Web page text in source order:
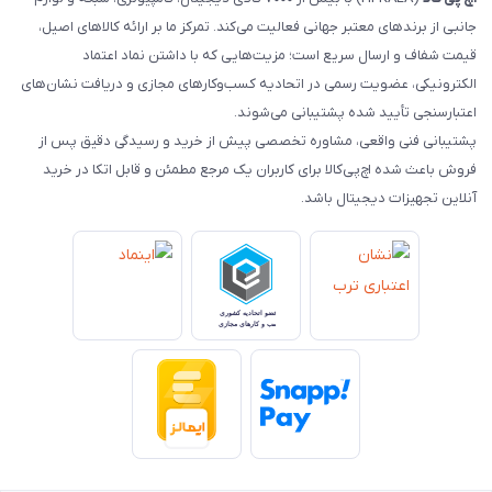
جانبی از برندهای معتبر جهانی فعالیت می‌کند. تمرکز ما بر ارائه کالاهای اصیل،
قیمت شفاف و ارسال سریع است؛ مزیت‌هایی که با داشتن نماد اعتماد
الکترونیکی، عضویت رسمی در اتحادیه کسب‌وکارهای مجازی و دریافت نشان‌های
اعتبارسنجی تأیید شده پشتیبانی می‌شوند.
پشتیبانی فنی واقعی، مشاوره تخصصی پیش از خرید و رسیدگی دقیق پس از
فروش باعث شده اچ‌پی‌کالا برای کاربران یک مرجع مطمئن و قابل اتکا در خرید
آنلاین تجهیزات دیجیتال باشد.